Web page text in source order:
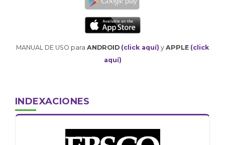
MANUAL DE USO para ANDROID (click aquí) y APPLE (click
aquí)
INDEXACIONES